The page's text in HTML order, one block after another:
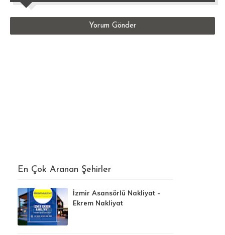
Yorum Gönder
En Çok Aranan Şehirler
İzmir Asansörlü Nakliyat -
Ekrem Nakliyat